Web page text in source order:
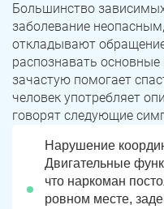
Большинство
заболевание
откладывают
распознавать
зачастую помогает
человек употребляет
говорят следующие
Нарушение
Двигательные
что наркоман
ровном месте,